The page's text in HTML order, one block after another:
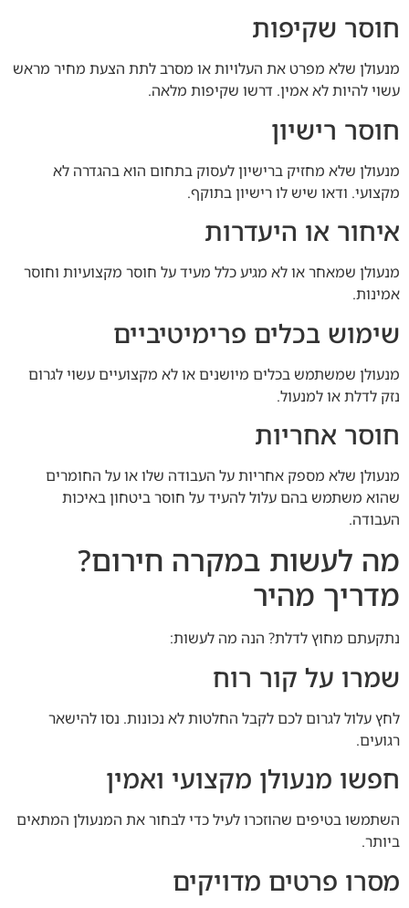
חוסר שקיפות
מנעולן שלא מפרט את העלויות או מסרב לתת הצעת מחיר מראש
עשוי להיות לא אמין. דרשו שקיפות מלאה.
חוסר רישיון
מנעולן שלא מחזיק ברישיון לעסוק בתחום הוא בהגדרה לא
מקצועי. ודאו שיש לו רישיון בתוקף.
איחור או היעדרות
מנעולן שמאחר או לא מגיע כלל מעיד על חוסר מקצועיות וחוסר
אמינות.
שימוש בכלים פרימיטיביים
מנעולן שמשתמש בכלים מיושנים או לא מקצועיים עשוי לגרום
נזק לדלת או למנעול.
חוסר אחריות
מנעולן שלא מספק אחריות על העבודה שלו או על החומרים
שהוא משתמש בהם עלול להעיד על חוסר ביטחון באיכות
העבודה.
מה לעשות במקרה חירום?
מדריך מהיר
נתקעתם מחוץ לדלת? הנה מה לעשות:
שמרו על קור רוח
לחץ עלול לגרום לכם לקבל החלטות לא נכונות. נסו להישאר
רגועים.
חפשו מנעולן מקצועי ואמין
השתמשו בטיפים שהוזכרו לעיל כדי לבחור את המנעולן המתאים
ביותר.
מסרו פרטים מדויקים